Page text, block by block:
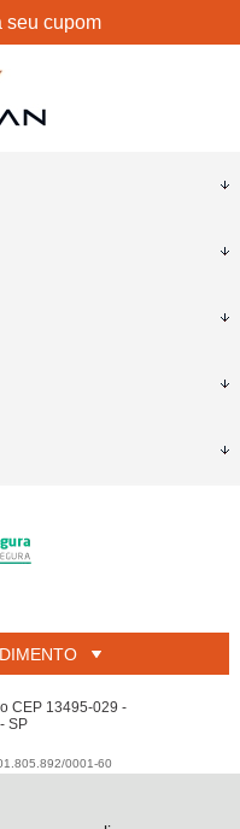
seu cupom
CEP 13495-029 -
SP
0001-60